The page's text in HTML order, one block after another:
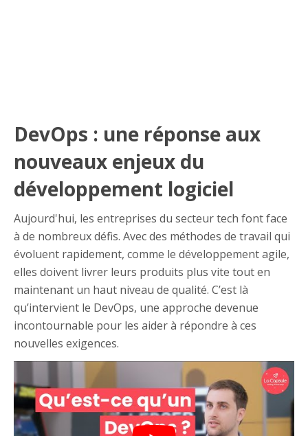
DevOps : une réponse aux
nouveaux enjeux du
développement logiciel
Aujourd'hui, les entreprises du secteur tech font face
à de nombreux défis. Avec des méthodes de travail qui
évoluent rapidement, comme le développement agile,
elles doivent livrer leurs produits plus vite tout en
maintenant un haut niveau de qualité. C’est là
qu’intervient le DevOps, une approche devenue
incontournable pour les aider à répondre à ces
nouvelles exigences.